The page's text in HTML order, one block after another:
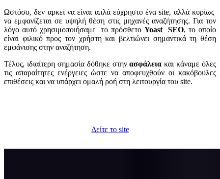
Ωστόσο, δεν αρκεί να είναι απλά εύχρηστο ένα site, αλλά κυρίως
να εμφανίζεται σε υψηλή θέση στις μηχανές αναζήτησης. Για τον
λόγο αυτό χρησιμοποιήσαμε το πρόσθετο Yoast SEO, το οποίο
είναι φιλικό προς τον χρήστη και βελτιώνει σημαντικά τη θέση
εμφάνισης στην αναζήτηση.
Τέλος, ιδιαίτερη σημασία δόθηκε στηνασφάλεια και κάναμε όλες
τις απαραίτητες ενέργειες ώστε να αποφευχθούν οι κακόβουλες
επιθέσεις και να υπάρχει ομαλή ροή στη λειτουργία του site.
Δείτε το site